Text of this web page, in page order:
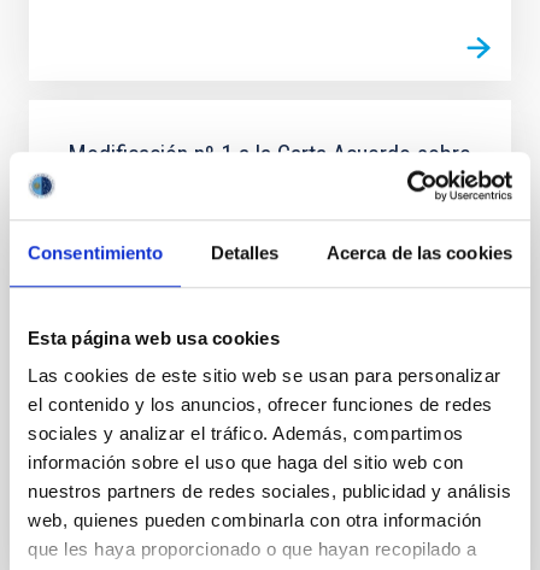
Consentimiento Detalles Acerca de las cookies
Esta página web usa cookies
Las cookies de este sitio web se usan para personalizar
el contenido y los anuncios, ofrecer funciones de redes
sociales y analizar el tráfico. Además, compartimos
información sobre el uso que haga del sitio web con
nuestros partners de redes sociales, publicidad y análisis
web, quienes pueden combinarla con otra información
que les haya proporcionado o que hayan recopilado a
Modificación nº 1 a la Carta Acuerdo sobre
el experimento en colaboración entre el
IAC y la Organización Europea de
InvestigaciónAstronómica Hemisferio Sur.
Ampliar los objetivos de la colaboración para permitir
realizados en el telescopio WHT de La Palma en
colaboración científica con el equipo de sistemas de
Fecha en vigor 01/02/2017- 31/12/2020
No vigente